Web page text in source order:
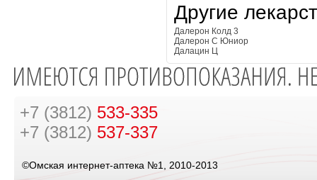
Другие
Далерон Колд 3
Далерон С Юниор
Далацин Ц
+7 (3812) 533-335
+7 (3812) 537-337
©Омская интернет-аптека №1, 2010-2013